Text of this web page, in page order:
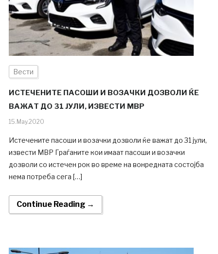
Вести
ИСТЕЧЕНИТЕ ПАСОШИ И ВОЗАЧКИ ДОЗВОЛИ ЌЕ
ВАЖАТ ДО 31 ЈУЛИ, ИЗВЕСТИ МВР
15.May.2020
Истечените пасоши и возачки дозволи ќе важат до 31 јули,
извести МВР Граѓаните кои имаат пасоши и возачки
дозволи со истечен рок во време на вонредната состојба
нема потреба сега […]
Continue Reading →